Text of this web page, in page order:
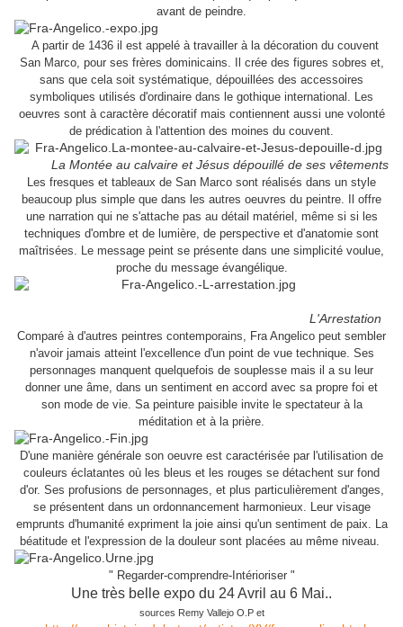
avant de peindre.
A partir de 1436 il est appelé à travailler à la décoration du couvent
San Marco, pour ses frères dominicains. Il crée des figures sobres et,
sans que cela soit systématique, dépouillées des accessoires
symboliques utilisés d'ordinaire dans le gothique international. Les
oeuvres sont à caractère décoratif mais contiennent aussi une volonté
de prédication à l'attention des moines du couvent.
La Montée au calvaire et Jésus dépouillé de ses vêtements
Les fresques et tableaux de San Marco sont réalisés dans un style
beaucoup plus simple que dans les autres oeuvres du peintre. Il offre
une narration qui ne s'attache pas au détail matériel, même si si les
techniques d'ombre et de lumière, de perspective et d'anatomie sont
maîtrisées. Le message peint se présente dans une simplicité voulue,
proche du message évangélique.
L'Arrestation
Comparé à d'autres peintres contemporains, Fra Angelico peut sembler
n'avoir jamais atteint l'excellence d'un point de vue technique. Ses
personnages manquent quelquefois de souplesse mais il a su leur
donner une âme, dans un sentiment en accord avec sa propre foi et
son mode de vie. Sa peinture paisible invite le spectateur à la
méditation et à la prière.
D'une manière générale son oeuvre est caractérisée par l'utilisation de
couleurs éclatantes où les bleus et les rouges se détachent sur fond
d'or. Ses profusions de personnages, et plus particulièrement d'anges,
se présentent dans un ordonnancement harmonieux. Leur visage
emprunts d'humanité expriment la joie ainsi qu'un sentiment de paix. La
béatitude et l'expression de la douleur sont placées au même niveau.
" Regarder-comprendre-Intérioriser "
Une très belle expo du 24 Avril au 6 Mai..
sources Remy Vallejo O.P et